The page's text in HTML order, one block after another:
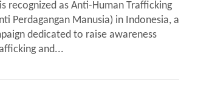
recognized as Anti-Human Trafficking
Perdagangan Manusia) in Indonesia, a
dedicated to raise awareness
and...